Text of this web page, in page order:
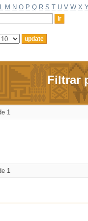
L M N O P Q R S T U V W X Y
Filtrar
1
1